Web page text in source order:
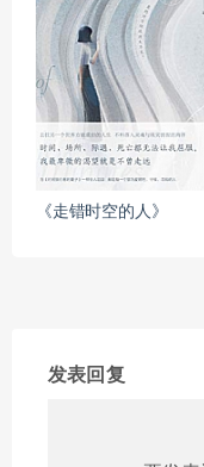
《走错时空的人》
发表回复